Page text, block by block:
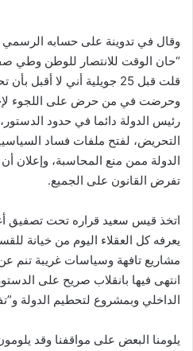
وقال في تدوينة على حسابه الرسمي
“حان الوقت للانتصار للوطن وطي
قلت قبل 25 جويلية أني لا
وحرضت في من حرض على اللجوء
رئيس الدولة دائما في حدود
التحريض، لفتح ملفات فساد
الدولة ممن منع المحاسبة، وإعلان
تفرض القانون على الجميع.
اتخذ قيس سعيد قراره تحت تصفيق
يعرفه كل العقلاء اليوم من خيانة
مشاريع تافهة وسياسات غريبة تنم
انتهى فيها بانقلاب صريح على
الداخلي وبمشروع لتحطيم الدولة
يلومنا البعض على مواقفنا وقد